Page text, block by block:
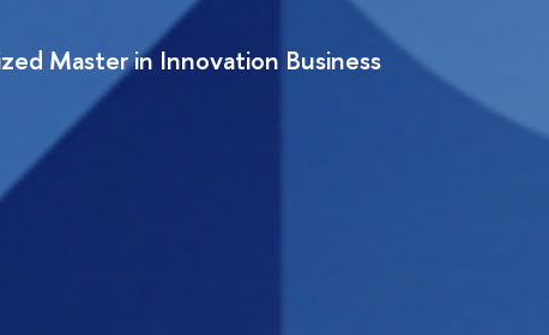
Master in Innovation Business